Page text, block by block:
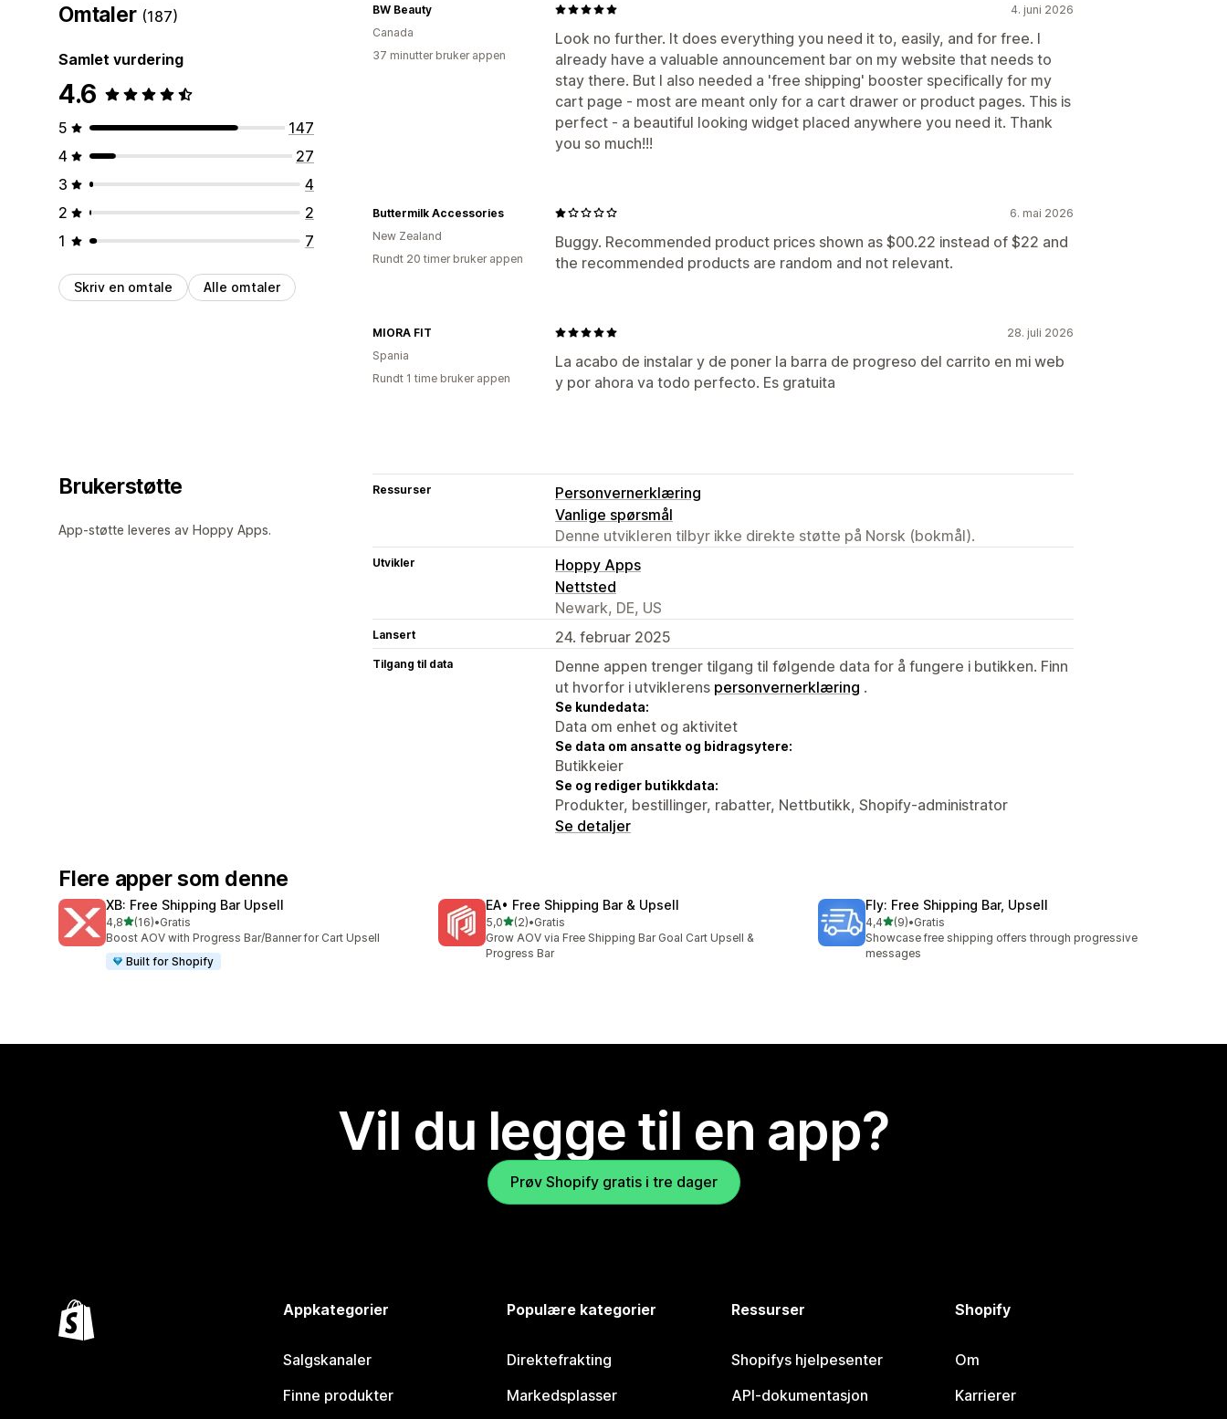
Bakgrunner
Flere språk
Mobilresponsiv Planlegging Geo-målretting
Kampanjemålretting
Atferdsmålretting
Analyser og rapportering
Ytelsessporing Trafikkrapporter
Tilbud og anbefalinger
Gratis gaver Gratis frakt Tilleggsprogrammer for produkter
Produktanbefalinger
Kjøpes ofte sammen Volumrabatter
Rabatter på flere nivåer KI-anbefalinger
Analyse
Omtaler (187)
Samlet vurdering
4.6
5
147
4
27
3
4
2
2
1
7
Skriv en omtale Alle omtaler
4. juni 2026
Look no further. It does everything you need it to, easily, and for free. I
already have a valuable announcement bar on my website that needs to
stay there. But I also needed a 'free shipping' booster specifically for my
cart page - most are meant only for a cart drawer or product pages. This is
perfect - a beautiful looking widget placed anywhere you need it. Thank
you so much!!!
BW Beauty
Canada
37 minutter bruker appen
6. mai 2026
Buggy. Recommended product prices shown as $00.22 instead of $22 and
the recommended products are random and not relevant.
Buttermilk Accessories
New Zealand
Rundt 20 timer bruker appen
28. juli 2026
La acabo de instalar y de poner la barra de progreso del carrito en mi web
y por ahora va todo perfecto. Es gratuita
MIORA FIT
Spania
Rundt 1 time bruker appen
Brukerstøtte
App-støtte leveres av Hoppy Apps.
Ressurser
Personvernerklæring
Vanlige spørsmål
Denne utvikleren tilbyr ikke direkte støtte på Norsk (bokmål).
Utvikler
Hoppy Apps
Nettsted
Newark, DE, US
Lansert 24. februar 2025
Tilgang til data
Denne appen trenger tilgang til følgende data for å fungere i butikken. Finn
ut hvorfor i utviklerens personvernerklæring .
Se kundedata:
Data om enhet og aktivitet
Se data om ansatte og bidragsytere:
Butikkeier
Se og rediger butikkdata:
Produkter, bestillinger, rabatter, Nettbutikk, Shopify-administrator
Se detaljer
Flere apper som denne
XB: Free Shipping Bar Upsell
4,8av 5 stjerner
(16)
Totalt 16 omtaler
•Gratis
Boost AOV with Progress Bar/Banner for Cart Upsell
Built for Shopify
EA• Free Shipping Bar & Upsell
5,0av 5 stjerner
(2)
Totalt 2 omtaler
•Gratis
Grow AOV via Free Shipping Bar Goal Cart Upsell &
Progress Bar
Fly: Free Shipping Bar, Upsell
4,4av 5 stjerner
(9)
Totalt 9 omtaler
•Gratis
Showcase free shipping offers through progressive
messages
Vil du legge til en app?
Prøv Shopify gratis i tre dager
Appkategorier
Salgskanaler
Finne produkter
Populære kategorier
Direktefrakting
Markedsplasser
Ressurser
Shopifys hjelpesenter
API-dokumentasjon
Shopify
Om
Karrierer